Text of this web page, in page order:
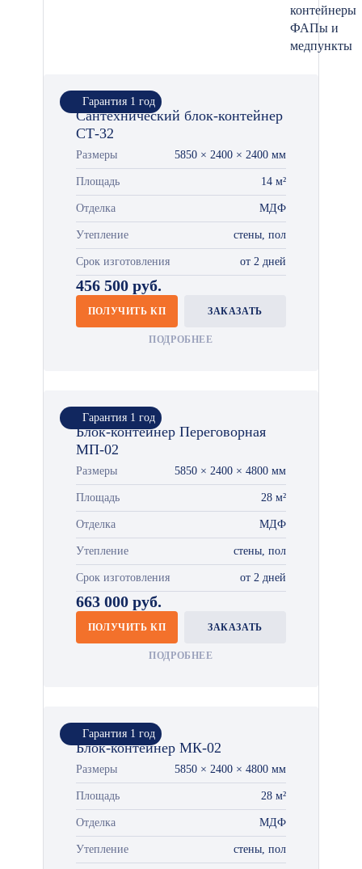
контейнеры
ФАПы и
медпункты
Гарантия 1 год
Сантехнический блок-контейнер
СТ-32
Размеры 5850 × 2400 × 2400 мм
Площадь 14 м²
Отделка МДФ
Утепление стены, пол
Срок изготовления от 2 дней
456 500 руб.
ПОЛУЧИТЬ КП ЗАКАЗАТЬ
ПОДРОБНЕЕ
Гарантия 1 год
Блок-контейнер Переговорная
МП-02
Размеры 5850 × 2400 × 4800 мм
Площадь 28 м²
Отделка МДФ
Утепление стены, пол
Срок изготовления от 2 дней
663 000 руб.
ПОЛУЧИТЬ КП ЗАКАЗАТЬ
ПОДРОБНЕЕ
Гарантия 1 год
Блок-контейнер МК-02
Размеры 5850 × 2400 × 4800 мм
Площадь 28 м²
Отделка МДФ
Утепление стены, пол